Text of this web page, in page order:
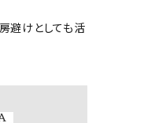
避けとしても活